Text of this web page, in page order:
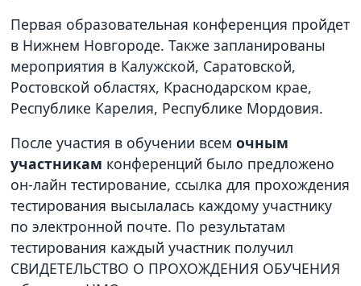
Первая образовательная конференция пройдет
в Нижнем Новгороде. Также запланированы
мероприятия в Калужской, Саратовской,
Ростовской областях, Краснодарском крае,
Республике Карелия, Республике Мордовия.
После участия в обучении всемочным
участникам конференций было предложено
он-лайн тестирование, ссылка для прохождения
тестирования высылалась каждому участнику
по электронной почте. По результатам
тестирования каждый участник получил
СВИДЕТЕЛЬСТВО О ПРОХОЖДЕНИЯ ОБУЧЕНИЯ